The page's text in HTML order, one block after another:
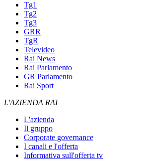
Tg1
Tg2
Tg3
GRR
TgR
Televideo
Rai News
Rai Parlamento
GR Parlamento
Rai Sport
L'AZIENDA RAI
L'azienda
Il gruppo
Corporate governance
I canali e l'offerta
Informativa sull'offerta tv